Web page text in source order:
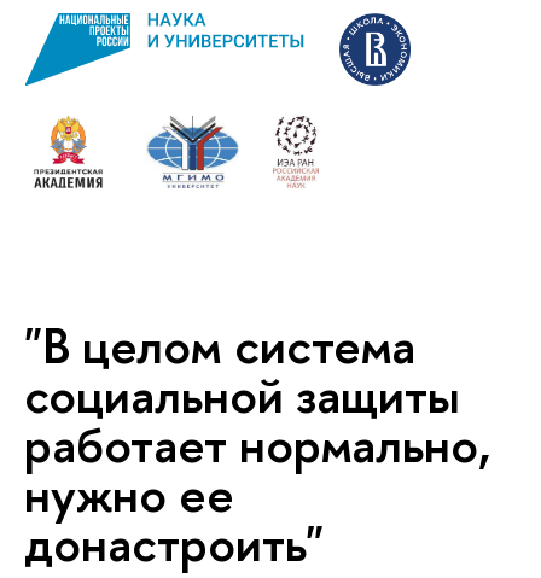
"В целом система
социальной защиты
работает нормально,
нужно ее
донастроить"